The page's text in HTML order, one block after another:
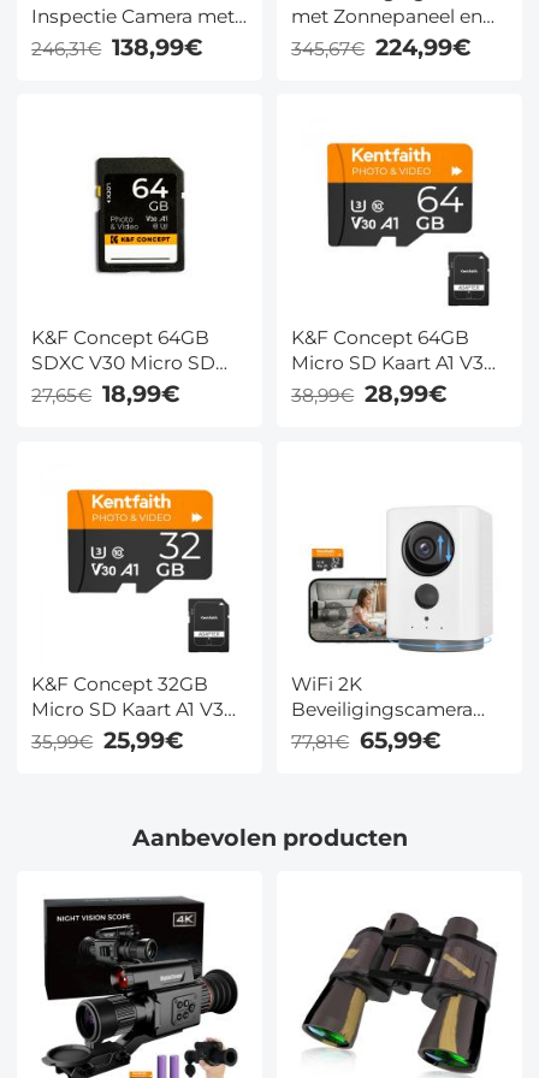
Inspectie Camera met
Dubbele Lens en SD
Kaart / 10M
246,31€ 138,99€
met Zonnepaneel en
Accu, 2K Resolutie,
Kleur Nachtzicht en
345,67€ 224,99€
K&F Concept 64GB
SDXC V30 Micro SD
Kaart voor 4K
Bewakingscamera en
27,65€ 18,99€
K&F Concept 64GB
Micro SD Kaart A1 V30
voor
Bewakingscamera's
38,99€ 28,99€
K&F Concept 32GB
Micro SD Kaart A1 V30
voor
35,99€ 25,99€
WiFi 2K
Beveiligingscamera
Binnen met Accu 32GB
77,81€ 65,99€
Aanbevolen producten